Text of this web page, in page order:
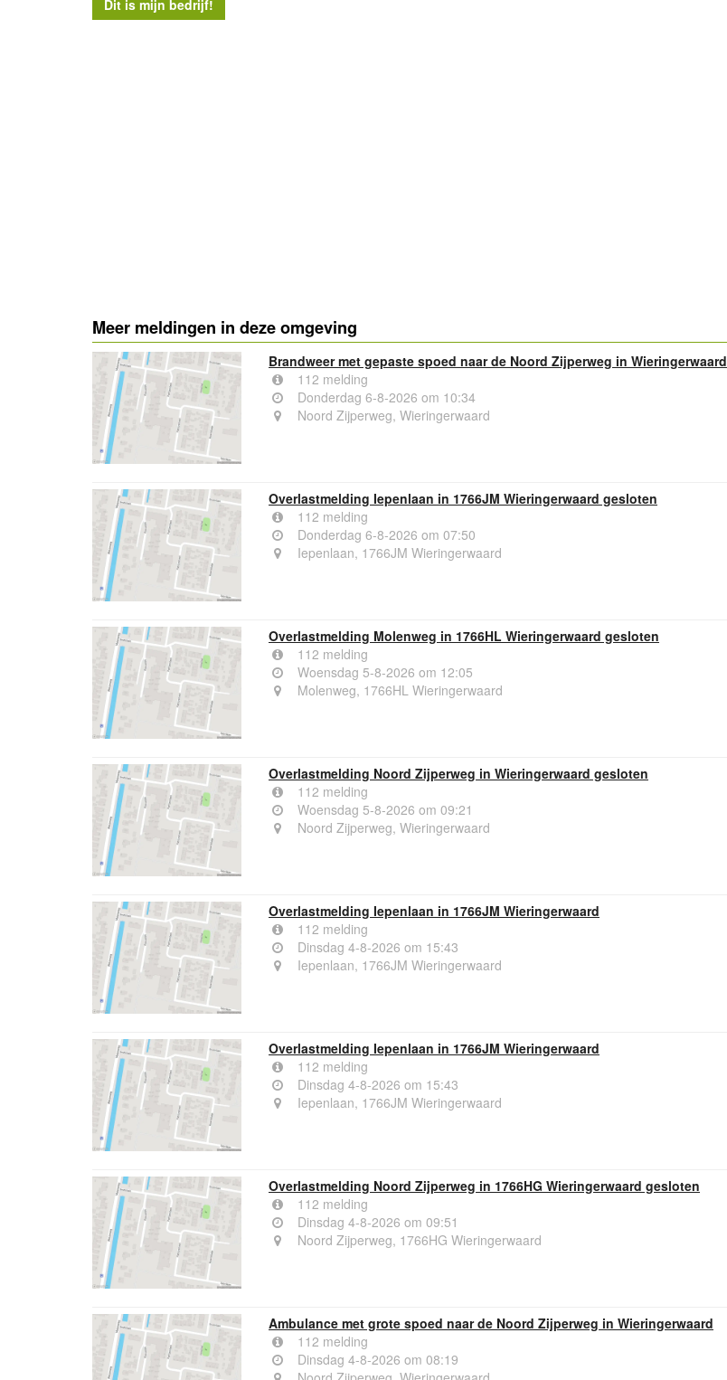
Meer meldingen in deze omgeving
Brandweer met gepaste spoed naar de Noord Zijperweg in Wieringerwaard
112 melding
Donderdag 6-8-2026 om 10:34
Noord Zijperweg, Wieringerwaard
Overlastmelding Iepenlaan in 1766JM Wieringerwaard gesloten
112 melding
Donderdag 6-8-2026 om 07:50
Iepenlaan, 1766JM Wieringerwaard
Overlastmelding Molenweg in 1766HL Wieringerwaard gesloten
112 melding
Woensdag 5-8-2026 om 12:05
Molenweg, 1766HL Wieringerwaard
Overlastmelding Noord Zijperweg in Wieringerwaard gesloten
112 melding
Woensdag 5-8-2026 om 09:21
Noord Zijperweg, Wieringerwaard
Overlastmelding Iepenlaan in 1766JM Wieringerwaard
112 melding
Dinsdag 4-8-2026 om 15:43
Iepenlaan, 1766JM Wieringerwaard
Overlastmelding Iepenlaan in 1766JM Wieringerwaard
112 melding
Dinsdag 4-8-2026 om 15:43
Iepenlaan, 1766JM Wieringerwaard
Overlastmelding Noord Zijperweg in 1766HG Wieringerwaard gesloten
112 melding
Dinsdag 4-8-2026 om 09:51
Noord Zijperweg, 1766HG Wieringerwaard
Ambulance met grote spoed naar de Noord Zijperweg in Wieringerwaard
112 melding
Dinsdag 4-8-2026 om 08:19